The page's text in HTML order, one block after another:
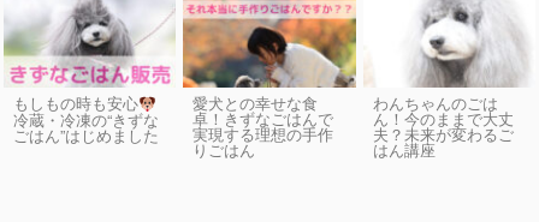
もしもの時も安心
冷蔵・冷凍の“きずな
ごはん”はじめました
愛犬との幸せな食
卓！きずなごはんで
実現する理想の手作
りごはん
わんちゃんのごは
ん！今のままで大丈
夫？未来が変わるご
はん講座